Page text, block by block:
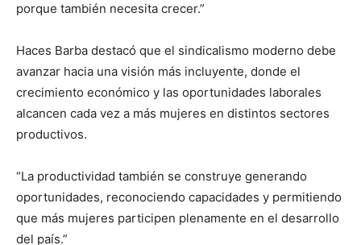
porque también necesita crecer.”
Haces Barba destacó que el sindicalismo moderno debe
avanzar hacia una visión más incluyente, donde el
crecimiento económico y las oportunidades laborales
alcancen cada vez a más mujeres en distintos sectores
productivos.
“La productividad también se construye generando
oportunidades, reconociendo capacidades y permitiendo
que más mujeres participen plenamente en el desarrollo
del país.”